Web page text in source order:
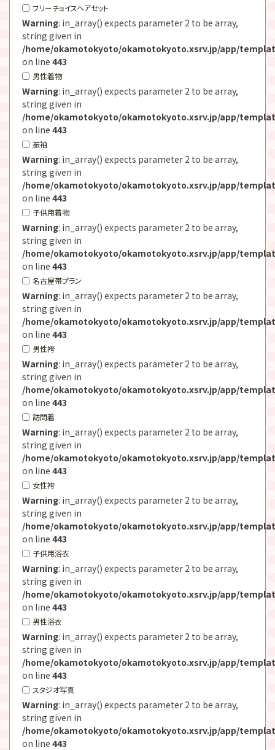
フリーチョイスヘアセット
Warning: in_array() expects parameter 2 to be array,
string given in
/home/okamotokyoto/okamotokyoto.xsrv.jp/app/
on line 443
男性着物
Warning: in_array() expects parameter 2 to be array,
string given in
/home/okamotokyoto/okamotokyoto.xsrv.jp/app/
on line 443
振袖
Warning: in_array() expects parameter 2 to be array,
string given in
/home/okamotokyoto/okamotokyoto.xsrv.jp/app/
on line 443
子供用着物
Warning: in_array() expects parameter 2 to be array,
string given in
/home/okamotokyoto/okamotokyoto.xsrv.jp/app/
on line 443
名古屋帯プラン
Warning: in_array() expects parameter 2 to be array,
string given in
/home/okamotokyoto/okamotokyoto.xsrv.jp/app/
on line 443
男性袴
Warning: in_array() expects parameter 2 to be array,
string given in
/home/okamotokyoto/okamotokyoto.xsrv.jp/app/
on line 443
訪問着
Warning: in_array() expects parameter 2 to be array,
string given in
/home/okamotokyoto/okamotokyoto.xsrv.jp/app/
on line 443
女性袴
Warning: in_array() expects parameter 2 to be array,
string given in
/home/okamotokyoto/okamotokyoto.xsrv.jp/app/
on line 443
子供用浴衣
Warning: in_array() expects parameter 2 to be array,
string given in
/home/okamotokyoto/okamotokyoto.xsrv.jp/app/
on line 443
男性浴衣
Warning: in_array() expects parameter 2 to be array,
string given in
/home/okamotokyoto/okamotokyoto.xsrv.jp/app/
on line 443
スタジオ写真
Warning: in_array() expects parameter 2 to be array,
string given in
/home/okamotokyoto/okamotokyoto.xsrv.jp/app/
on line 443